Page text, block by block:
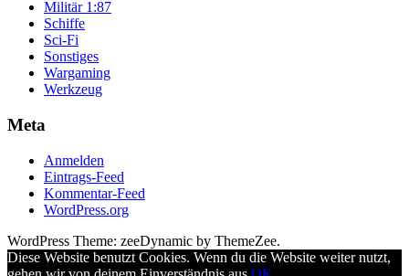
Militär 1:87
Schiffe
Sci-Fi
Sonstiges
Wargaming
Werkzeug
Meta
Anmelden
Eintrags-Feed
Kommentar-Feed
WordPress.org
WordPress Theme: zeeDynamic by ThemeZee.
Diese Website benutzt Cookies. Wenn du die Website weiter nutzt,